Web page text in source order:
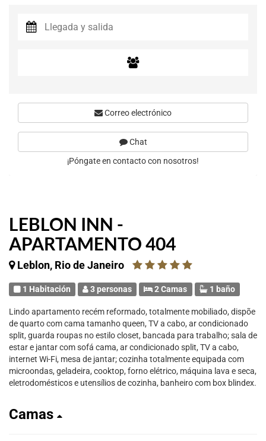
LEBLON INN -
APARTAMENTO 404
Leblon, Rio de Janeiro
1 Habitación 3 personas 2 Camas 1 baño
Lindo apartamento recém reformado, totalmente mobiliado, dispõe
de quarto com cama tamanho queen, TV a cabo, ar condicionado
split, guarda roupas no estilo closet, bancada para trabalho; sala de
estar e jantar com sofá cama, ar condicionado split, TV a cabo,
internet Wi-Fi, mesa de jantar; cozinha totalmente equipada com
microondas, geladeira, cooktop, forno elétrico, máquina lava e seca,
eletrodomésticos e utensílios de cozinha, banheiro com box blindex.
Camas
Correo electrónico
Chat
¡Póngate en contacto con nosotros!